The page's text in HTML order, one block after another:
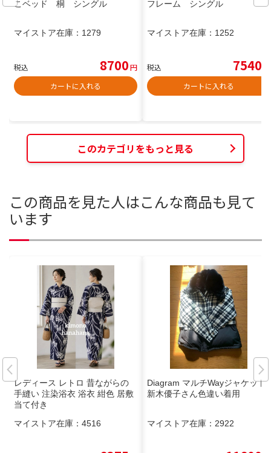
こベッド 桐 シングル
マイストア在庫： 1279
税込 8700円
カートに入れる
フレーム シングル
マイストア在庫： 1252
税込 7540
カートに入れる
このカテゴリをもっと見る
この商品を見た人はこんな商品も見て
います
レディース レトロ 昔ながらの
手縫い 注染浴衣 浴衣 紺色 居敷
当て付き
マイストア在庫： 4516
Diagram マルチWayジャケット
新木優子さん色違い着用
マイストア在庫： 2922